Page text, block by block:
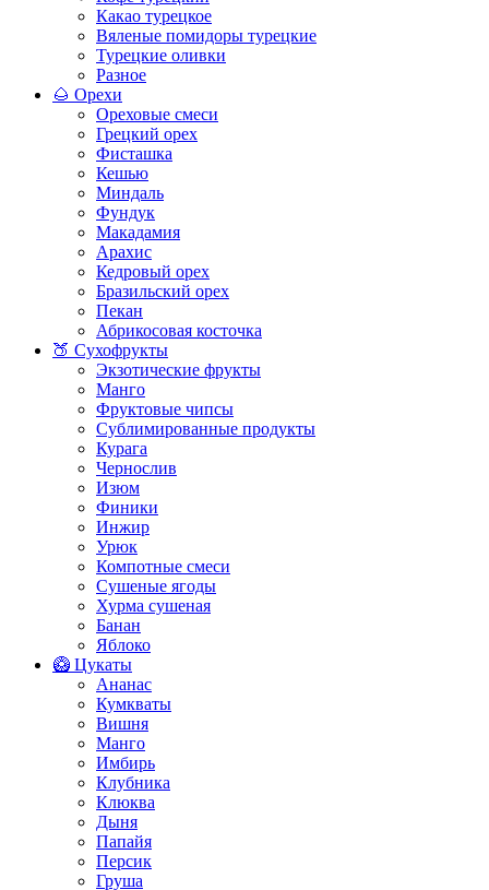
Какао турецкое
Вяленые помидоры турецкие
Турецкие оливки
Разное
🌰 Орехи
Ореховые смеси
Грецкий орех
Фисташка
Кешью
Миндаль
Фундук
Макадамия
Арахис
Кедровый орех
Бразильский орех
Пекан
Абрикосовая косточка
🍑 Сухофрукты
Экзотические фрукты
Манго
Фруктовые чипсы
Сублимированные продукты
Курага
Чернослив
Изюм
Финики
Инжир
Урюк
Компотные смеси
Сушеные ягоды
Хурма сушеная
Банан
Яблоко
🥝 Цукаты
Ананас
Кумкваты
Вишня
Манго
Имбирь
Клубника
Клюква
Дыня
Папайя
Персик
Груша